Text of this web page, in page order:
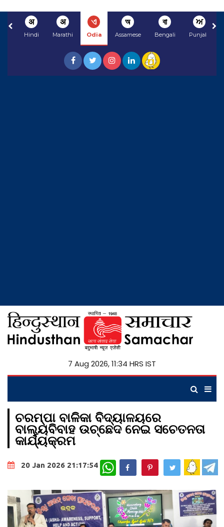
अ
Hindi
अ
Marathi
ଏ
Odia
অ
Assamese
বা
Bengali
ਅ
Punjabi
7 Aug 2026, 11:34 HRS IST
ଚରମ୍ପା ବାଳିକା ବିଦ୍ୟାଳୟରେ
ବାଲ୍ୟବିବାହ ଉଚ୍ଛେଦ ନେଇ ସଚେତନତା
କାର୍ଯ୍ୟକ୍ରମ
20 Jan 2026 21:17:54 WhatsApp